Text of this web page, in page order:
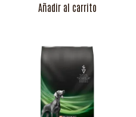
Añadir al carrito